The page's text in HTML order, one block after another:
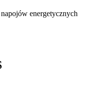
energetycznych